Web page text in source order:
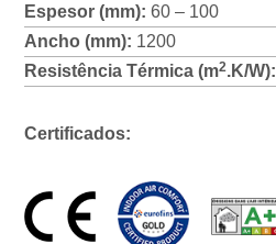
Espesor (mm): 60 – 100
Ancho (mm): 1200
Resistência Térmica (m2.K/W):
Certificados: